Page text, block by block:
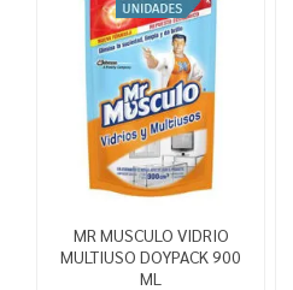
MR MUSCULO VIDRIO
MULTIUSO DOYPACK 900
ML